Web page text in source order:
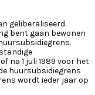
geliberaliseerd.
bent gaan bewonen
na 1 juli 1989 voor het
huursubsidiegrens
wordt ieder jaar op